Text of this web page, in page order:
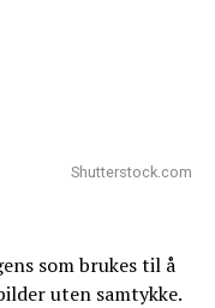
Shutterstock.com
som brukes til å
uten samtykke.